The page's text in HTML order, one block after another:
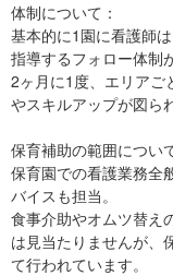
体制について：
基本的に1園に看護師
指導するフォロー体制
2ヶ月に1度、エリアご
やスキルアップが図ら
保育補助の範囲につい
保育園での看護業務全
バイスも担当。
食事介助やオムツ替え
は見当たりませんが、
て行われています。